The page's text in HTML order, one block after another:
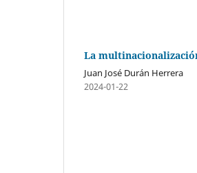
La
Juan José Durán Herrera
2024-01-22